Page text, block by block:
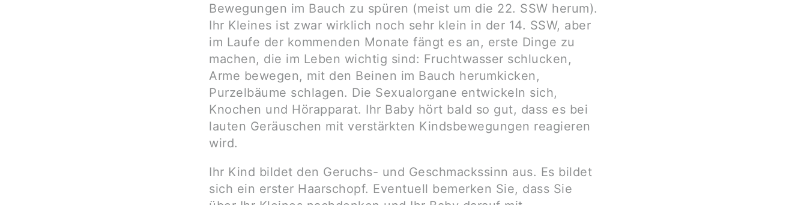
Bewegungen im Bauch zu spüren (meist um die 22. SSW herum).
Ihr Kleines ist zwar wirklich noch sehr klein in der 14. SSW, aber
im Laufe der kommenden Monate fängt es an, erste Dinge zu
machen, die im Leben wichtig sind: Fruchtwasser schlucken,
Arme bewegen, mit den Beinen im Bauch herumkicken,
Purzelbäume schlagen. Die Sexualorgane entwickeln sich,
Knochen und Hörapparat. Ihr Baby hört bald so gut, dass es bei
lauten Geräuschen mit verstärkten Kindsbewegungen reagieren
wird.
Ihr Kind bildet den Geruchs- und Geschmackssinn aus. Es bildet
sich ein erster Haarschopf. Eventuell bemerken Sie, dass Sie